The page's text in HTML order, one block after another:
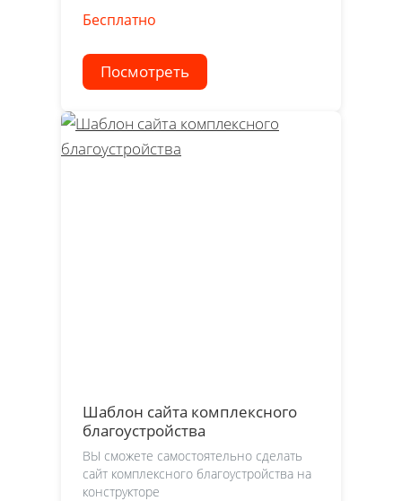
Бесплатно
Посмотреть
Шаблон сайта комплексного
благоустройства
ВЫ сможете самостоятельно сделать
сайт комплексного благоустройства на
конструкторе